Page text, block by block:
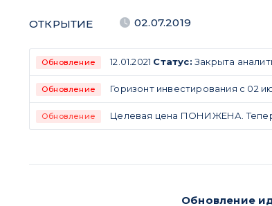
ОТКРЫТИЕ 02.07.2019
Обновление 12.01.2021 Статус: Закрыта
Обновление Горизонт инвестирования с 02
Обновление Целевая цена ПОНИЖЕНА.
Обновление